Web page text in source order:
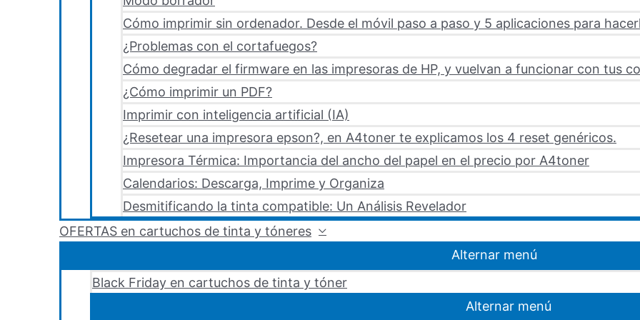
Cómo imprimir sin ordenador. Desde el móvil paso a paso y 5 aplicaciones para
¿Problemas con el cortafuegos?
Cómo degradar el firmware en las impresoras de HP, y vuelvan a funcionar con tus
¿Cómo imprimir un PDF?
Imprimir con inteligencia artificial (IA)
¿Resetear una impresora epson?, en A4toner te explicamos los 4 reset genéricos.
Impresora Térmica: Importancia del ancho del papel en el precio por A4toner
Calendarios: Descarga, Imprime y Organiza
Desmitificando la tinta compatible: Un Análisis Revelador
OFERTAS en cartuchos de tinta y tóneres
Alternar menú
Black Friday en cartuchos de tinta y tóner
Alternar menú